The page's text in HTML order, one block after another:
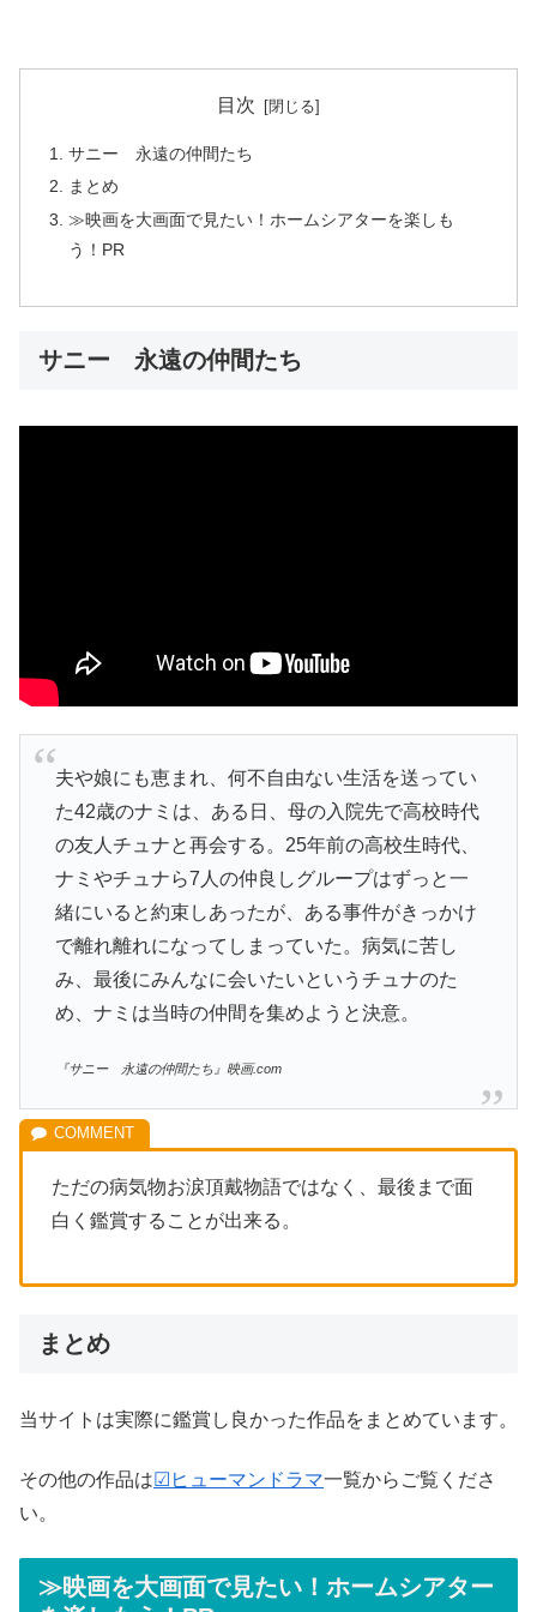
目次
サニー 永遠の仲間たち
まとめ
≫映画を大画面で見たい！ホームシアターを楽しも
う！PR
サニー 永遠の仲間たち
夫や娘にも恵まれ、何不自由ない生活を送ってい
た42歳のナミは、ある日、母の入院先で高校時代
の友人チュナと再会する。25年前の高校生時代、
ナミやチュナら7人の仲良しグループはずっと一
緒にいると約束しあったが、ある事件がきっかけ
で離れ離れになってしまっていた。病気に苦し
み、最後にみんなに会いたいというチュナのた
め、ナミは当時の仲間を集めようと決意。
『サニー 永遠の仲間たち』映画.com
ただの病気物お涙頂戴物語ではなく、最後まで面
白く鑑賞することが出来る。
まとめ
当サイトは実際に鑑賞し良かった作品をまとめています。
その他の作品は☑ヒューマンドラマ一覧からご覧くださ
い。
≫映画を大画面で見たい！ホームシアター